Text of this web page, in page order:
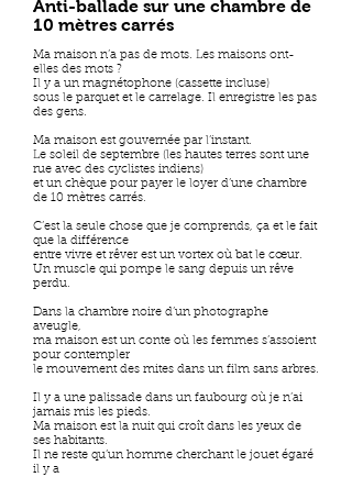
Anti-ballade sur une chambre de
10 mètres carrés
Ma maison n’a pas de mots. Les maisons ont-
elles des mots ?
Il y a un magnétophone (cassette incluse)
sous le parquet et le carrelage. Il enregistre les pas
des gens.
Ma maison est gouvernée par l’instant.
Le soleil de septembre (les hautes terres sont une
rue avec des cyclistes indiens)
et un chèque pour payer le loyer d’une chambre
de 10 mètres carrés.
C’est la seule chose que je comprends, ça et le fait
que la différence
entre vivre et rêver est un vortex où bat le cœur.
Un muscle qui pompe le sang depuis un rêve
perdu.
Dans la chambre noire d’un photographe
aveugle,
ma maison est un conte où les femmes s’assoient
pour contempler
le mouvement des mites dans un film sans arbres.
Il y a une palissade dans un faubourg où je n’ai
jamais mis les pieds.
Ma maison est la nuit qui croît dans les yeux de
ses habitants.
Il ne reste qu’un homme cherchant le jouet égaré
il y a